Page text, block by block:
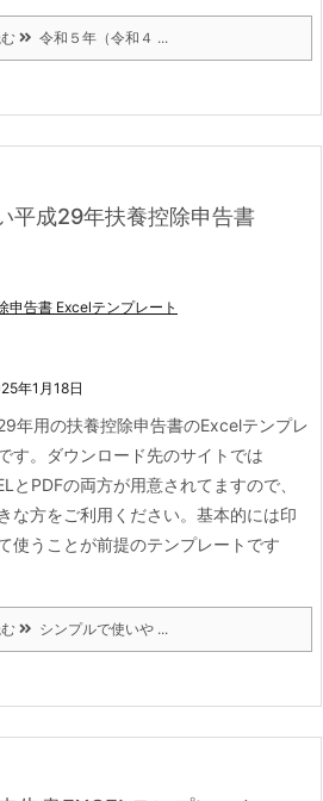
令和５年（令和４ ...
平成29年扶養控除申告書
申告書 Excelテンプレート
年1月18日
年用の扶養控除申告書のExcelテンプレ
す。
ダウンロード先のサイトでは
とPDFの両方が用意されてますので、
な方をご利用ください。 基本的には印
使うことが前提のテンプレートです
シンプルで使いや ...